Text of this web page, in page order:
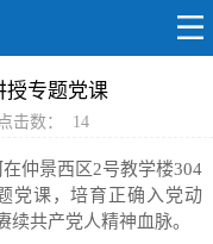
授专题党课
点击数： 14
仲景西区2号教学楼304
党课，培育正确入党动
共产党人精神血脉。